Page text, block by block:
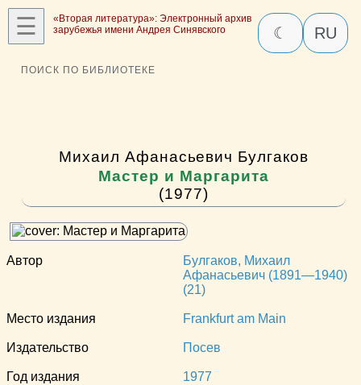
☰
«Вторая литература»: Электронный архив
зарубежья имени Андрея Синявского
☾ RU
ПОИСК ПО БИБЛИОТЕКЕ
Михаил Афанасьевич Булгаков
Мастер и Маргарита
(1977)
Автор
Булгаков, Михаил
Афанасьевич (1891—1940)
(21)
Место издания Frankfurt am Main
Издательство Посев
Год издания 1977